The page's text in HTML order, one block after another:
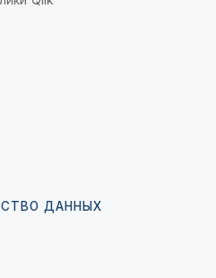
ДАННЫХ